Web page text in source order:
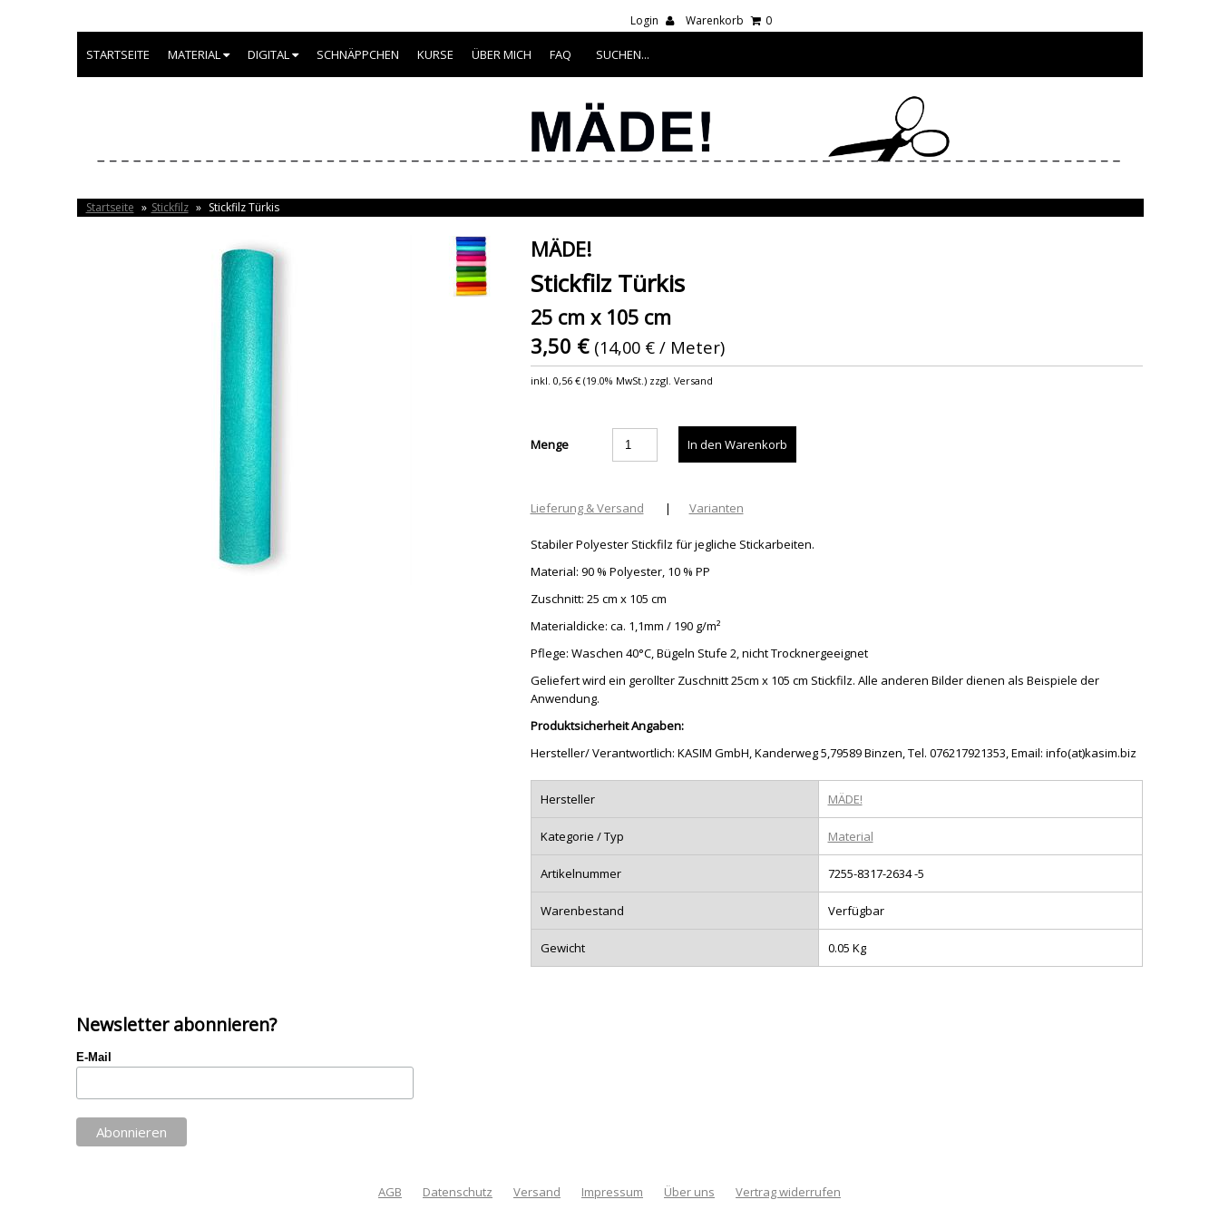
Login Warenkorb 0
STARTSEITE MATERIAL DIGITAL SCHNÄPPCHEN KURSE ÜBER MICH FAQ
Startseite » Stickfilz » Stickfilz Türkis
MÄDE!
Stickfilz Türkis
25 cm x 105 cm
3,50 € (14,00 € / Meter)
inkl. 0,56 €(19.0% MwSt.) zzgl. Versand
Menge
Lieferung & Versand | Varianten
Stabiler Polyester Stickfilz für jegliche Stickarbeiten.
Material: 90 % Polyester, 10 % PP
Zuschnitt: 25 cm x 105 cm
Materialdicke: ca. 1,1mm / 190 g/m²
Pflege: Waschen 40°C, Bügeln Stufe 2, nicht Trocknergeeignet
Geliefert wird ein gerollter Zuschnitt 25cm x 105 cm Stickfilz. Alle anderen Bilder dienen als Beispiele der
Anwendung.
Produktsicherheit Angaben:
Hersteller/ Verantwortlich: KASIM GmbH, Kanderweg 5,79589 Binzen, Tel. 076217921353, Email: info(at)kasim.biz
Hersteller MÄDE!
Kategorie / Typ Material
Artikelnummer 7255-8317-2634 -5
Warenbestand Verfügbar
Gewicht 0.05 Kg
Newsletter abonnieren?
E-Mail
AGB Datenschutz Versand Impressum Über uns Vertrag widerrufen